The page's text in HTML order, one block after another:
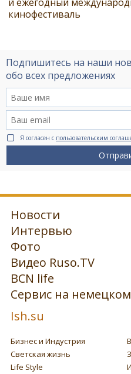
кинофестиваль
Подпишитесь на наши
обо всех предложениях
Я согласен с пользовательским
Новости
Интервью
Фото
Видео Ruso.TV
BCN life
Сервис на немецком
Ish.su
Бизнес и Индустрия
Светская жизнь
Life Style